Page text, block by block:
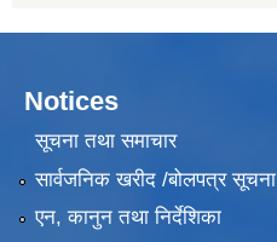
Notices
सूचना तथा समाचार
सार्वजनिक खरीद /बोलपत्र सूचना
एन, कानुन तथा निर्देशिका